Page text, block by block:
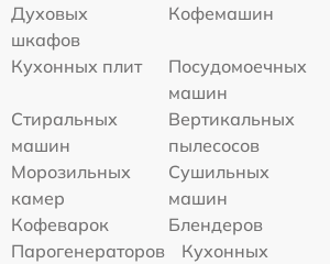
Духовых
шкафов
Кофемашин
Кухонных плит
Посудомоечных
машин
Стиральных
машин
Вертикальных
пылесосов
Морозильных
камер
Сушильных
машин
Кофеварок
Блендеров
Парогенераторов
Кухонных